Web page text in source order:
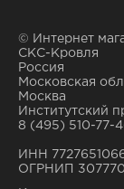
© Интернет
СКС-Кровля
Россия
Московская
Москва
Институтский
8 (495) 510-77-
ИНН
ОГРНИП